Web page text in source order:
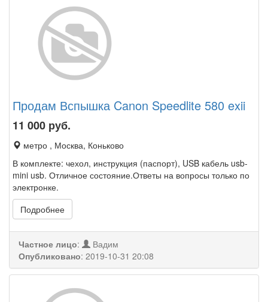
Продам Вспышка Canon Speedlite 580 exii
11 000 руб.
метро , Москва, Коньково
В комплекте: чехол, инструкция (паспорт), USB кабель usb-
mini usb. Отличное состояние.Ответы на вопросы только по
электронке.
Подробнее
Частное лицо:
Вадим
Опубликовано: 2019-10-31 20:08